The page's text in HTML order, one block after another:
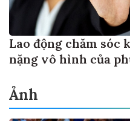
Lao động chăm sóc
nặng vô hình của
Ảnh